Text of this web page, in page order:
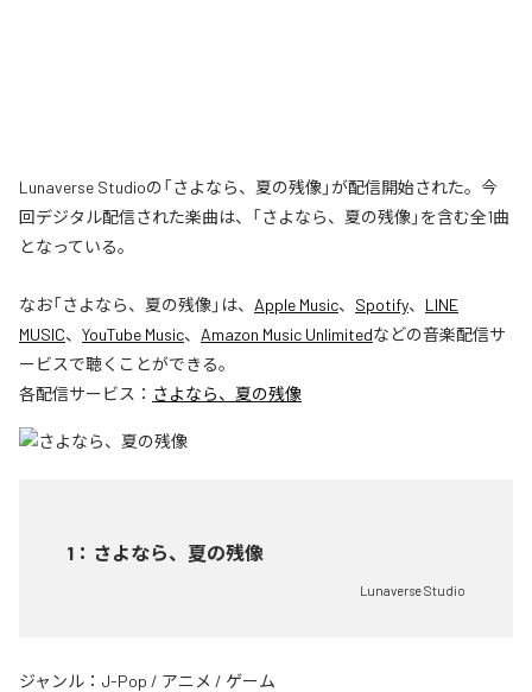
Lunaverse Studioの「さよなら、夏の残像」が配信開始された。今
回デジタル配信された楽曲は、「さよなら、夏の残像」を含む全1曲
となっている。
なお「さよなら、夏の残像」は、 Apple Music、 Spotify、 LINE
MUSIC、 YouTube Music、 Amazon Music Unlimitedなどの音楽配信サ
ービスで聴くことができる。
各配信サービス： さよなら、夏の残像
1 ： さよなら、夏の残像
Lunaverse Studio
ジャンル： J-Pop / アニメ / ゲーム